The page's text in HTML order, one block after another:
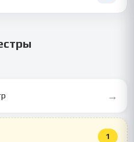
→
1